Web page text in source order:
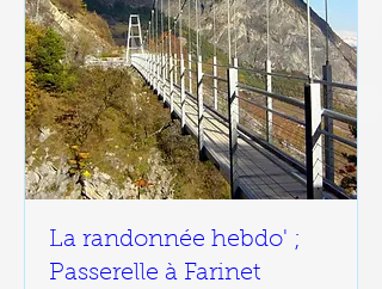
La randonnée hebdo' ;
Passerelle à Farinet